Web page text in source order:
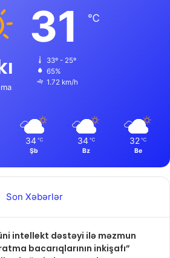
31 ℃
33º - 25º
65%
1.72 km/h
34 ℃
Şb
34 ℃
Bz
32 ℃
Be
Son Xəbərlər
intellekt dəstəyi ilə məzmun
bacarıqlarının inkişafı”